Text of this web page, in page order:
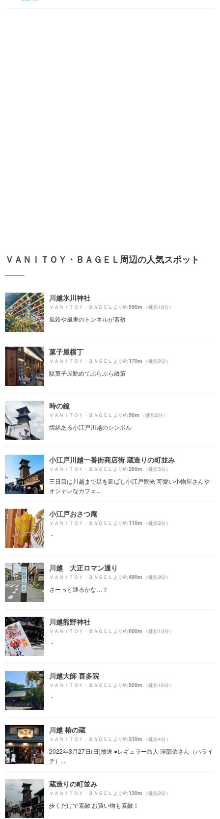
ＶＡＮＩＴＯＹ・ＢＡＧＥＬ周辺の人気スポット
川越氷川神社
ＶＡＮＩＴＯＹ・ＢＡＧＥＬより約590m （徒歩10分）
風鈴や風車のトンネルが素敵
菓子屋横丁
ＶＡＮＩＴＯＹ・ＢＡＧＥＬより約170m （徒歩3分）
駄菓子屋眺めてぶらぶら散策
時の鐘
ＶＡＮＩＴＯＹ・ＢＡＧＥＬより約90m （徒歩2分）
情緒ある小江戸川越のシンボル
小江戸川越一番街商店街 蔵造りの町並み
ＶＡＮＩＴＯＹ・ＢＡＧＥＬより約260m （徒歩5分）
三日目は川越まで足を延ばし小江戸観光 可愛い小物屋さんや
オシャレなカフェ...
小江戸おさつ庵
ＶＡＮＩＴＯＹ・ＢＡＧＥＬより約110m （徒歩2分）
・
川越 大正ロマン通り
ＶＡＮＩＴＯＹ・ＢＡＧＥＬより約490m （徒歩9分）
さーっと通るかな…？
川越熊野神社
ＶＡＮＩＴＯＹ・ＢＡＧＥＬより約600m （徒歩10分）
・
川越大師 喜多院
ＶＡＮＩＴＯＹ・ＢＡＧＥＬより約920m （徒歩16分）
・
川越 椿の蔵
ＶＡＮＩＴＯＹ・ＢＡＧＥＬより約210m （徒歩4分）
2022年3月27日(日)放送 ●レギュラー旅人 澤部佑さん（ハライ
チ）...
蔵造りの町並み
ＶＡＮＩＴＯＹ・ＢＡＧＥＬより約130m （徒歩3分）
歩くだけで素敵 お買い物も素敵！